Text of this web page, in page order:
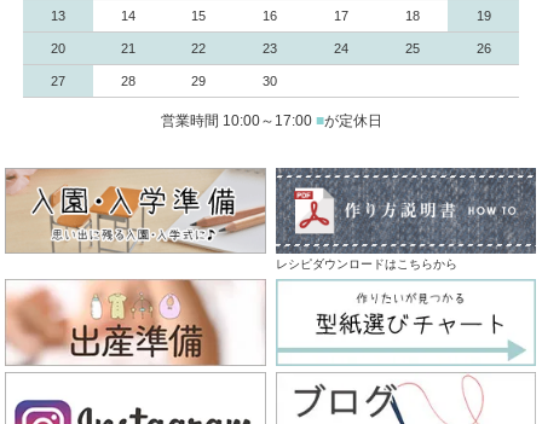
13 14 15 16 17 18 19
20 21 22 23 24 25 26
27 28 29 30
営業時間 10:00～17:00 ■が定休日
レシピダウンロードはこちらから